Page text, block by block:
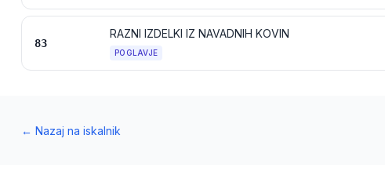
83
RAZNI IZDELKI IZ NAVADNIH KOVIN
POGLAVJE
← Nazaj na iskalnik